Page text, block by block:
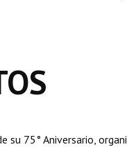
su 75° Aniversario,